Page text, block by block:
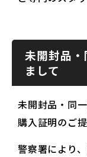
未開封品
まして
未開封品・同
購入証明のご
警察署により